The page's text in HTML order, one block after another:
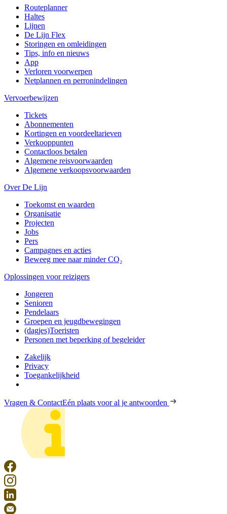
Routeplanner
Haltes
Lijnen
De Lijn Flex
Storingen en omleidingen
Tips, info en nieuws
App
Verloren voorwerpen
Netplannen en perronindelingen
Vervoerbewijzen
Tickets
Abonnementen
Kortingen en voordeeltarieven
Verkooppunten
Contactloos betalen
Algemene reisvoorwaarden
Algemene verkoopsvoorwaarden
Over De Lijn
Toekomst en waarden
Organisatie
Projecten
Jobs
Pers
Campagnes en acties
Beweeg mee naar minder CO₂
Oplossingen voor reizigers
Jongeren
Senioren
Pendelaars
Groepen en jeugdbewegingen
(dagjes)Toeristen
Personen met beperking of begeleider
Zakelijk
Privacy
Toegankelijkheid
Vragen & ContactEén plaats voor al je antwoorden